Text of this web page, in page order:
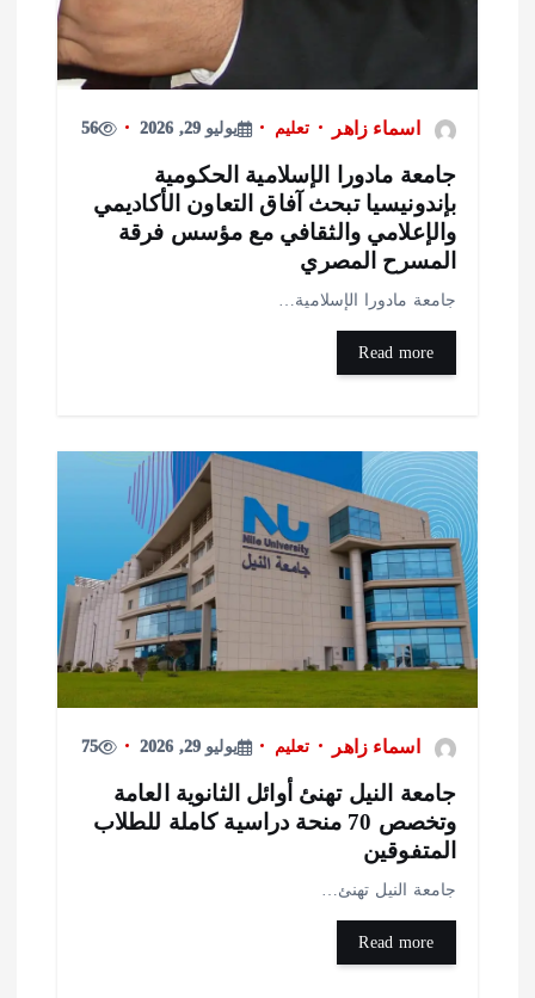
اسماء زاهر تعليم يوليو 29, 2026 56
مادورا الإسلامية الحكومية
تبحث آفاق التعاون الأكاديمي
والثقافي مع مؤسس فرقة
المصري
مادورا الإسلامية…
اسماء زاهر تعليم يوليو 29, 2026 75
النيل تهنئ أوائل الثانوية العامة
وتخصص 70 منحة دراسية كاملة للطلاب
النيل تهنئ…